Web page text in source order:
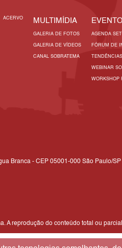
ACERVO MULTIMÍDIA
GALERIA DE FOTOS
GALERIA DE VÍDEOS
CANAL SOBRATEMA
AGENDA
FÓRUM DE
WEBINAR
WORKSHOP
Branca - CEP 05001-000 São Paulo/SP
A reprodução do conteúdo total ou